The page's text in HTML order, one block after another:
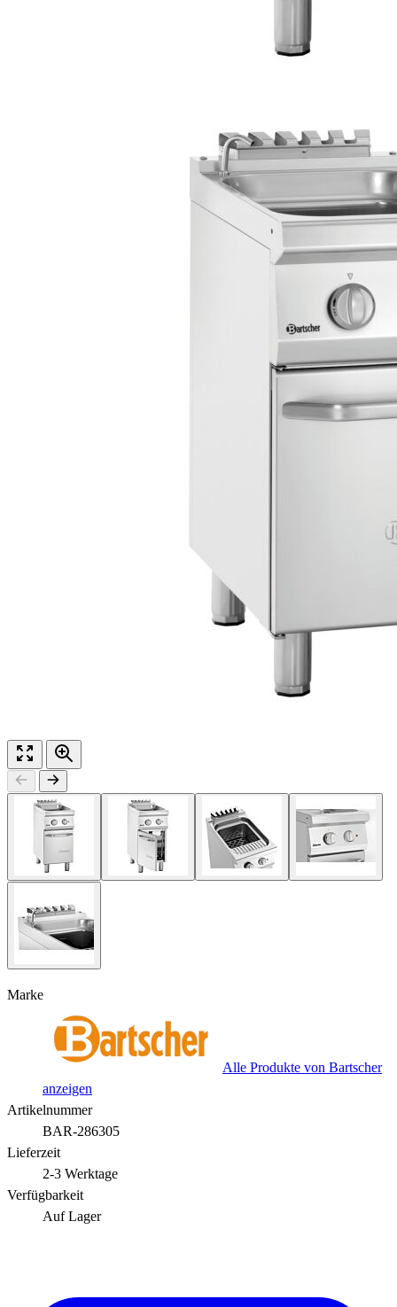
Marke
Alle Produkte von Bartscher
anzeigen
Artikelnummer
BAR-286305
Lieferzeit
2-3 Werktage
Verfügbarkeit
Auf Lager